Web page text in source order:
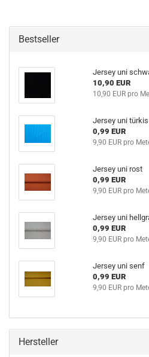
Bestseller
Jersey uni
10,90 EUR
10,90 EUR pro
Jersey uni türkis
0,99 EUR
9,90 EUR pro
Jersey uni rost
0,99 EUR
9,90 EUR pro
Jersey uni
0,99 EUR
9,90 EUR pro
Jersey uni senf
0,99 EUR
9,90 EUR pro
Hersteller